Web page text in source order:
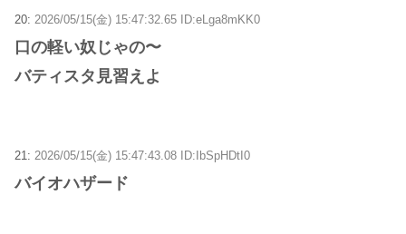
20: 2026/05/15(金) 15:47:32.65 ID:eLga8mKK0
口の軽い奴じゃの〜
バティスタ見習えよ
21: 2026/05/15(金) 15:47:43.08 ID:IbSpHDtI0
バイオハザード